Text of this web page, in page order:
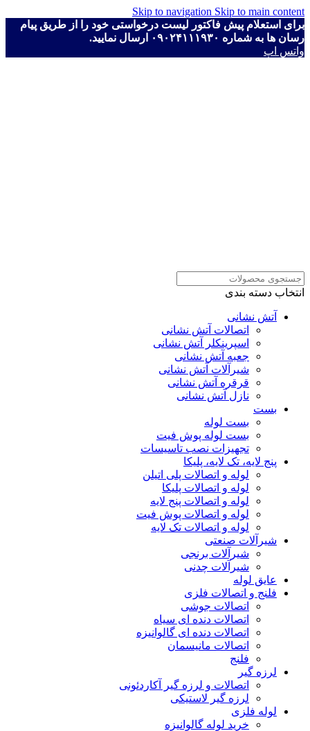
Skip to navigation Skip to main content
برای استعلام پیش فاکتور لیست درخواستی خود را از طریق پیام
رسان ها به شماره ۰۹۰۲۴۱۱۱۹۳۰ ارسال نمایید.
واتس اپ
انتخاب دسته بندی
آتش نشانی
اتصالات آتش نشانی
اسپرینکلر آتش نشانی
جعبه آتش نشانی
شیرآلات آتش نشانی
قرقره آتش نشانی
نازل آتش نشانی
بست
بست لوله
بست لوله پوش فیت
تجهیزات نصب تاسیسات
پنج لایه، تک لایه، پلیکا
لوله و اتصالات پلی اتیلن
لوله و اتصالات پلیکا
لوله و اتصالات پنج لایه
لوله و اتصالات پوش فیت
لوله و اتصالات تک لایه
شیرآلات صنعتی
شیرآلات برنجی
شیرآلات چدنی
عایق لوله
فلنج و اتصالات فلزی
اتصالات جوشی
اتصالات دنده ای سیاه
اتصالات دنده ای گالوانیزه
اتصالات مانیسمان
فلنج
لرزه گیر
اتصالات و لرزه گیر آکاردئونی
لرزه گیر لاستیکی
لوله فلزی
خرید لوله گالوانیزه